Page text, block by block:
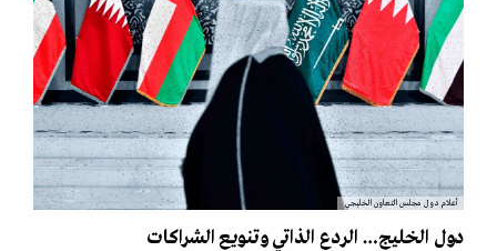
أعلام دول مجلس التعاون الخليجي
دول الخليج… الردع الذاتي وتنويع الشراكات